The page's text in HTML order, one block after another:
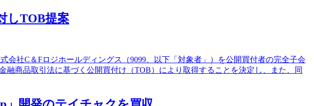
しTOB提案
会社C＆Fロジホールディングス（9099、以下「対象者」）を公開買付者の完全子会
商品取引法に基づく公開買付け（TOB）により取得することを決定し、また、同